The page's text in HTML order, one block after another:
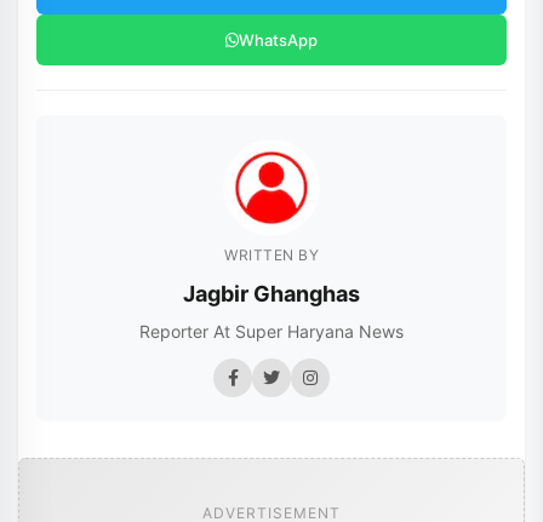
WhatsApp
WRITTEN BY
Jagbir Ghanghas
Reporter At Super Haryana News
ADVERTISEMENT